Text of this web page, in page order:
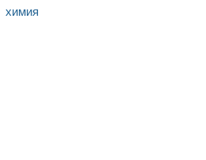
химия